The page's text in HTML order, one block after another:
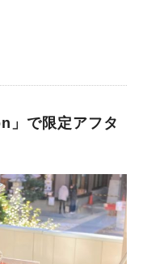
る㈱SLOW VILLAGE
…？ 国の登録
んの秘密をさぐって
」で限定アフタ